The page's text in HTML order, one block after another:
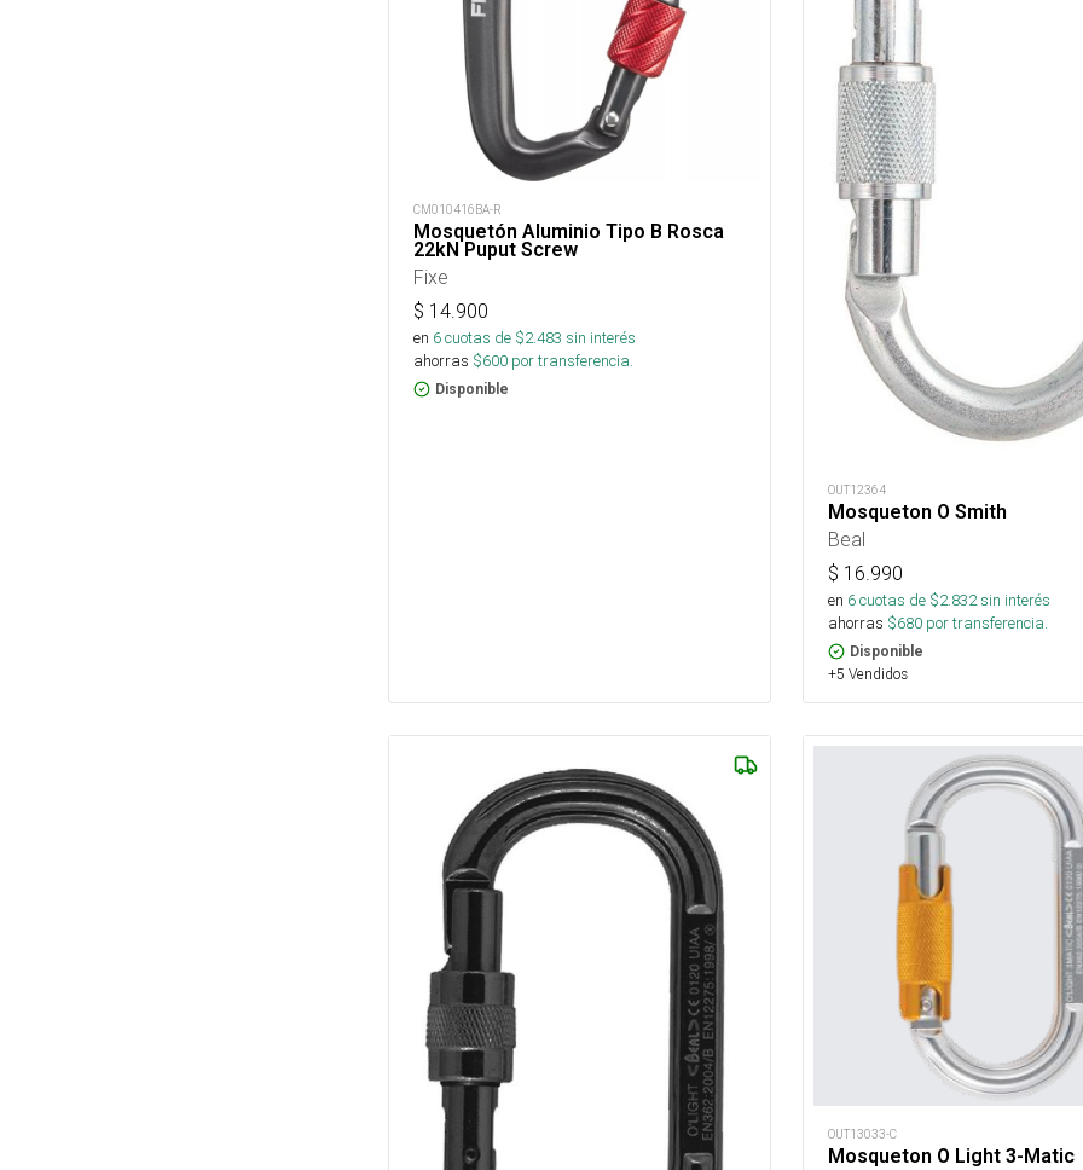
CM010416BA-R
Mosquetón Aluminio Tipo B Rosca
22kN Puput Screw
Fixe
$ 14.900
en 6cuotas de $2.483 sin interés
ahorras $600 por transferencia.
Disponible
OUT12364
Mosqueton O Smith
Beal
$ 16.990
en 6cuotas de $2.832sin interés
ahorras $680por transferencia.
Disponible
+5 Vendidos
OUT13033-C
Mosqueton O Light 3-Matic